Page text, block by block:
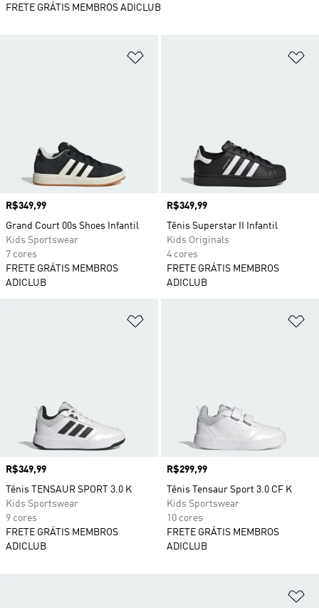
Preço
R$349,99
Grand Court 00s Shoes Infantil
Kids Sportswear
7 cores
FRETE GRÁTIS MEMBROS
ADICLUB
Preço
R$349,99
Tênis Superstar II Infantil
Kids Originals
4 cores
FRETE GRÁTIS MEMBROS
ADICLUB
Preço
R$349,99
Tênis TENSAUR SPORT 3.0 K
Kids Sportswear
9 cores
FRETE GRÁTIS MEMBROS
ADICLUB
Preço
R$299,99
Tênis Tensaur Sport 3.0 CF K
Kids Sportswear
10 cores
FRETE GRÁTIS MEMBROS
ADICLUB
FRETE GRÁTIS MEMBROS ADICLUB